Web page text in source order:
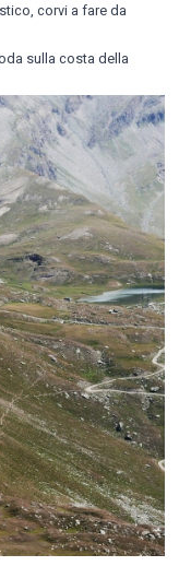
corvi a fare da
sulla costa della